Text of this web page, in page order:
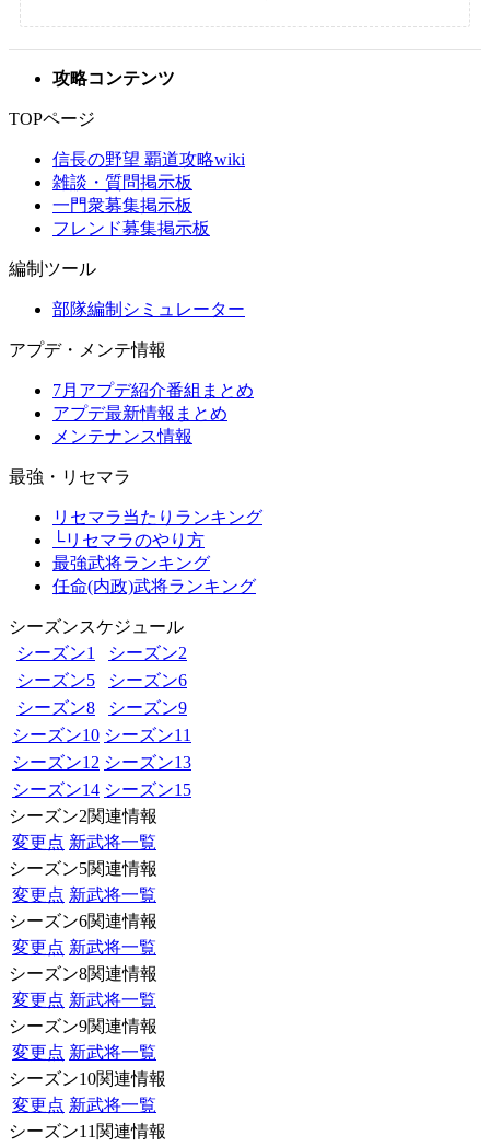
攻略コンテンツ
TOPページ
信長の野望 覇道攻略wiki
雑談・質問掲示板
一門衆募集掲示板
フレンド募集掲示板
編制ツール
部隊編制シミュレーター
アプデ・メンテ情報
7月アプデ紹介番組まとめ
アプデ最新情報まとめ
メンテナンス情報
最強・リセマラ
リセマラ当たりランキング
└リセマラのやり方
最強武将ランキング
任命(内政)武将ランキング
シーズンスケジュール
シーズン1
シーズン2
シーズン5
シーズン6
シーズン8
シーズン9
シーズン10 シーズン11
シーズン12 シーズン13
シーズン14 シーズン15
シーズン2関連情報
変更点 新武将一覧
シーズン5関連情報
変更点 新武将一覧
シーズン6関連情報
変更点 新武将一覧
シーズン8関連情報
変更点 新武将一覧
シーズン9関連情報
変更点 新武将一覧
シーズン10関連情報
変更点 新武将一覧
シーズン11関連情報